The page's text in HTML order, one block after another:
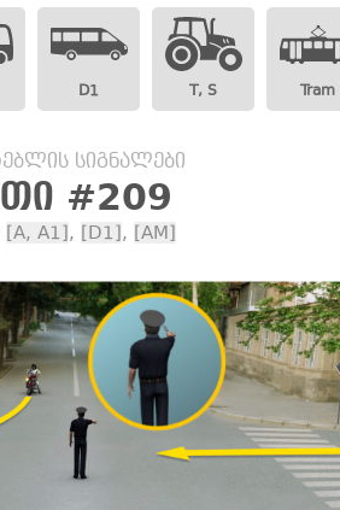
D1 T, S Tram
სიგნალები
#209
[A, A1], [D1], [AM]